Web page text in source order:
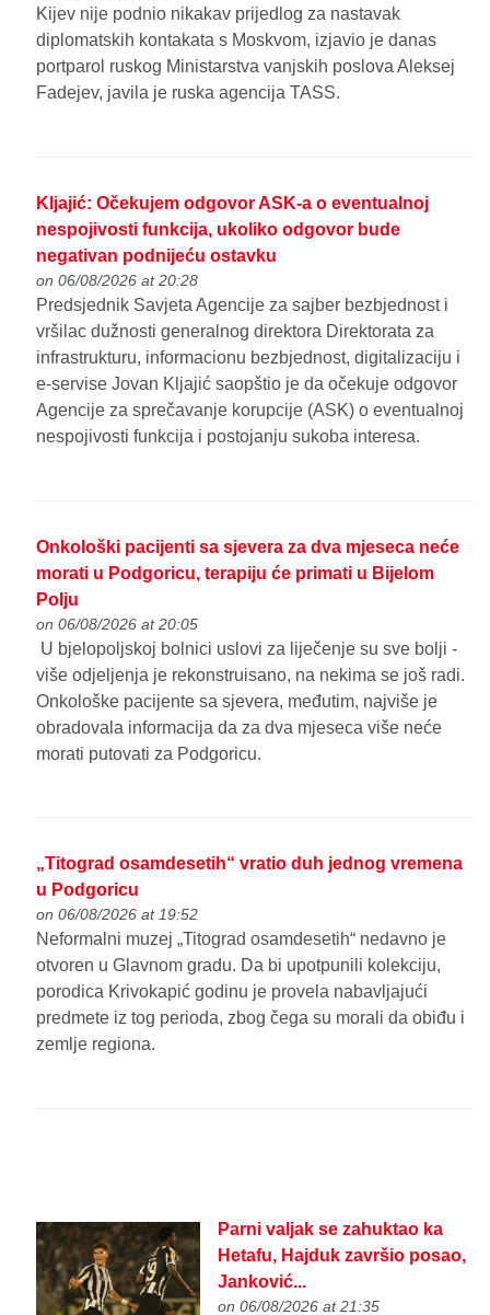
Kijev nije podnio nikakav prijedlog za nastavak
diplomatskih kontakata s Moskvom, izjavio je danas
portparol ruskog Ministarstva vanjskih poslova Aleksej
Fadejev, javila je ruska agencija TASS.
Kljajić: Očekujem odgovor ASK-a o eventualnoj
nespojivosti funkcija, ukoliko odgovor bude
negativan podnijeću ostavku
on 06/08/2026 at 20:28
Predsjednik Savjeta Agencije za sajber bezbjednost i
vršilac dužnosti generalnog direktora Direktorata za
infrastrukturu, informacionu bezbjednost, digitalizaciju i
e-servise Jovan Kljajić saopštio je da očekuje odgovor
Agencije za sprečavanje korupcije (ASK) o eventualnoj
nespojivosti funkcija i postojanju sukoba interesa.
Onkološki pacijenti sa sjevera za dva mjeseca neće
morati u Podgoricu, terapiju će primati u Bijelom
Polju
on 06/08/2026 at 20:05
U bjelopoljskoj bolnici uslovi za liječenje su sve bolji -
više odjeljenja je rekonstruisano, na nekima se još radi.
Onkološke pacijente sa sjevera, međutim, najviše je
obradovala informacija da za dva mjeseca više neće
morati putovati za Podgoricu.
„Titograd osamdesetih“ vratio duh jednog vremena
u Podgoricu
on 06/08/2026 at 19:52
Neformalni muzej „Titograd osamdesetih“ nedavno je
otvoren u Glavnom gradu. Da bi upotpunili kolekciju,
porodica Krivokapić godinu je provela nabavljajući
predmete iz tog perioda, zbog čega su morali da obiđu i
zemlje regiona.
Parni valjak se zahuktao ka
Hetafu, Hajduk završio posao,
Janković...
on 06/08/2026 at 21:35